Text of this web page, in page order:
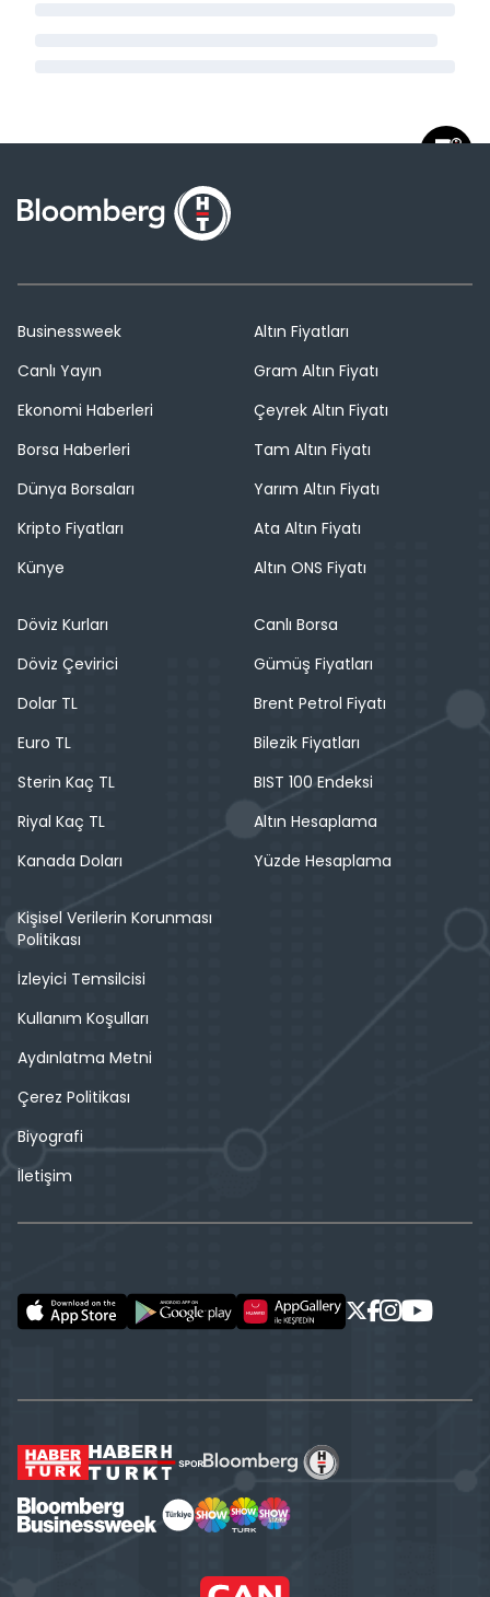
Businessweek
Canlı Yayın
Ekonomi Haberleri
Borsa Haberleri
Dünya Borsaları
Kripto Fiyatları
Künye
Altın Fiyatları
Gram Altın Fiyatı
Çeyrek Altın Fiyatı
Tam Altın Fiyatı
Yarım Altın Fiyatı
Ata Altın Fiyatı
Altın ONS Fiyatı
Döviz Kurları
Döviz Çevirici
Dolar TL
Euro TL
Sterin Kaç TL
Riyal Kaç TL
Kanada Doları
Canlı Borsa
Gümüş Fiyatları
Brent Petrol Fiyatı
Bilezik Fiyatları
BIST 100 Endeksi
Altın Hesaplama
Yüzde Hesaplama
Kişisel Verilerin Korunması
Politikası
İzleyici Temsilcisi
Kullanım Koşulları
Aydınlatma Metni
Çerez Politikası
Biyografi
İletişim